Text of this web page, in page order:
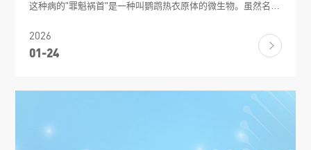
这种病的"罪魁祸首"是一种叫鹦鹉热衣原体的微生物。虽然名字
是鹦鹉。 这种微生物很特别——它必须生活在动物或人的细胞
里才能存活，所以普通的青霉素、头孢类抗生素对它根本没
携带病原体？ 常见类型 具体例子 观赏鸟 鹦鹉、八哥、画眉、
2026
01-24